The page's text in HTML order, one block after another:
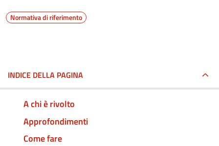
Normativa di riferimento
INDICE DELLA PAGINA
A chi è rivolto
Approfondimenti
Come fare